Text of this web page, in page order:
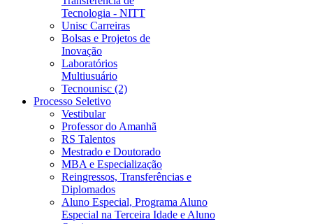
Tecnologia - NITT
Unisc Carreiras
Bolsas e Projetos de
Inovação
Laboratórios
Multiusuário
Tecnounisc (2)
Processo Seletivo
Vestibular
Professor do Amanhã
RS Talentos
Mestrado e Doutorado
MBA e Especialização
Reingressos, Transferências e
Diplomados
Aluno Especial, Programa Aluno
Especial na Terceira Idade e Aluno